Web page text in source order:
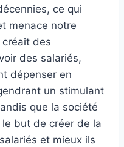
ce qui
menace notre
des
des salariés,
dépenser en
un stimulant
que la société
le but de créer de la
et mieux ils